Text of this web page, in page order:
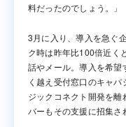
料だったのでしょう。」
3月に入り、導入を急ぐ
ク時は昨年比100倍近く
話やメール。導入を希望
く越え受付窓口のキャ
ジックコネクト開発を
バーもその支援に招集さ